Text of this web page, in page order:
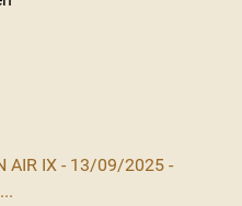
AIR IX - 13/09/2025 -